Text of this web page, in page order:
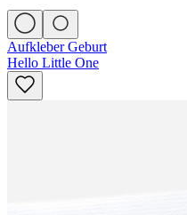
Aufkleber Geburt
Hello Little One